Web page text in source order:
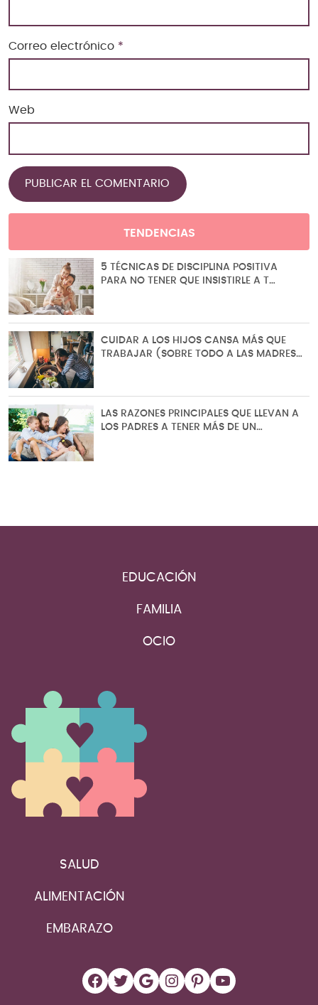
Correo electrónico *
Web
TENDENCIAS
5 TÉCNICAS DE DISCIPLINA POSITIVA
PARA NO TENER QUE INSISTIRLE A T…
CUIDAR A LOS HIJOS CANSA MÁS QUE
TRABAJAR (SOBRE TODO A LAS MADRES…
LAS RAZONES PRINCIPALES QUE LLEVAN A
LOS PADRES A TENER MÁS DE UN…
EDUCACIÓN
FAMILIA
OCIO
SALUD
ALIMENTACIÓN
EMBARAZO
Facebook
Twitter
Google
Instagram
Pinterest
YouTube